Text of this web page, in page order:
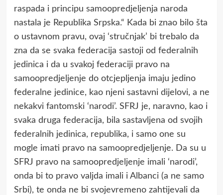
raspada i principu samoopredјeljenja naroda
nastala јe Republika Srpska.“ Kada bi znao bilo šta
o ustavnom pravu, ovaj ‘stručnjak’ bi trebalo da
zna da se svaka federacija sastoji od federalnih
jedinica i da u svakoj federaciji pravo na
samoopredjeljenje do otcjepljenja imaju jedino
federalne jedinice, kao njeni sastavni dijelovi, a ne
nekakvi fantomski ‘narodi’. SFRJ je, naravno, kao i
svaka druga federacija, bila sastavljena od svojih
federalnih jedinica, republika, i samo one su
mogle imati pravo na samoopredjeljenje. Da su u
SFRJ pravo na samoopredjeljenje imali ‘narodi’,
onda bi to pravo valjda imali i Albanci (a ne samo
Srbi), te onda ne bi svojevremeno zahtijevali da